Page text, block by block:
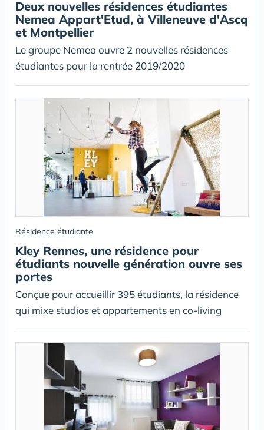
Deux nouvelles résidences étudiantes
Nemea Appart'Etud, à Villeneuve d'Ascq
et Montpellier
Le groupe Nemea ouvre 2 nouvelles résidences
étudiantes pour la rentrée 2019/2020
Résidence étudiante
Kley Rennes, une résidence pour
étudiants nouvelle génération ouvre ses
portes
Conçue pour accueillir 395 étudiants, la résidence
qui mixe studios et appartements en co-living